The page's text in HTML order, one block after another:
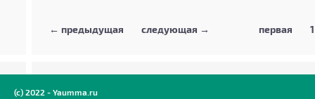
← предыдущая следующая → первая 1
(c) 2022 - Yaumma.ru